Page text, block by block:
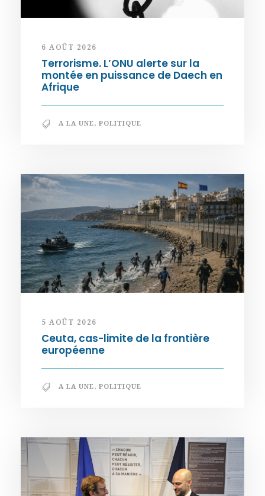
6 AOÛT 2026
Terrorisme. L’ONU alerte sur la
montée en puissance de Daech en
Afrique
A LA UNE, POLITIQUE
5 AOÛT 2026
Ceuta, cas-limite de la frontière
européenne
A LA UNE, POLITIQUE